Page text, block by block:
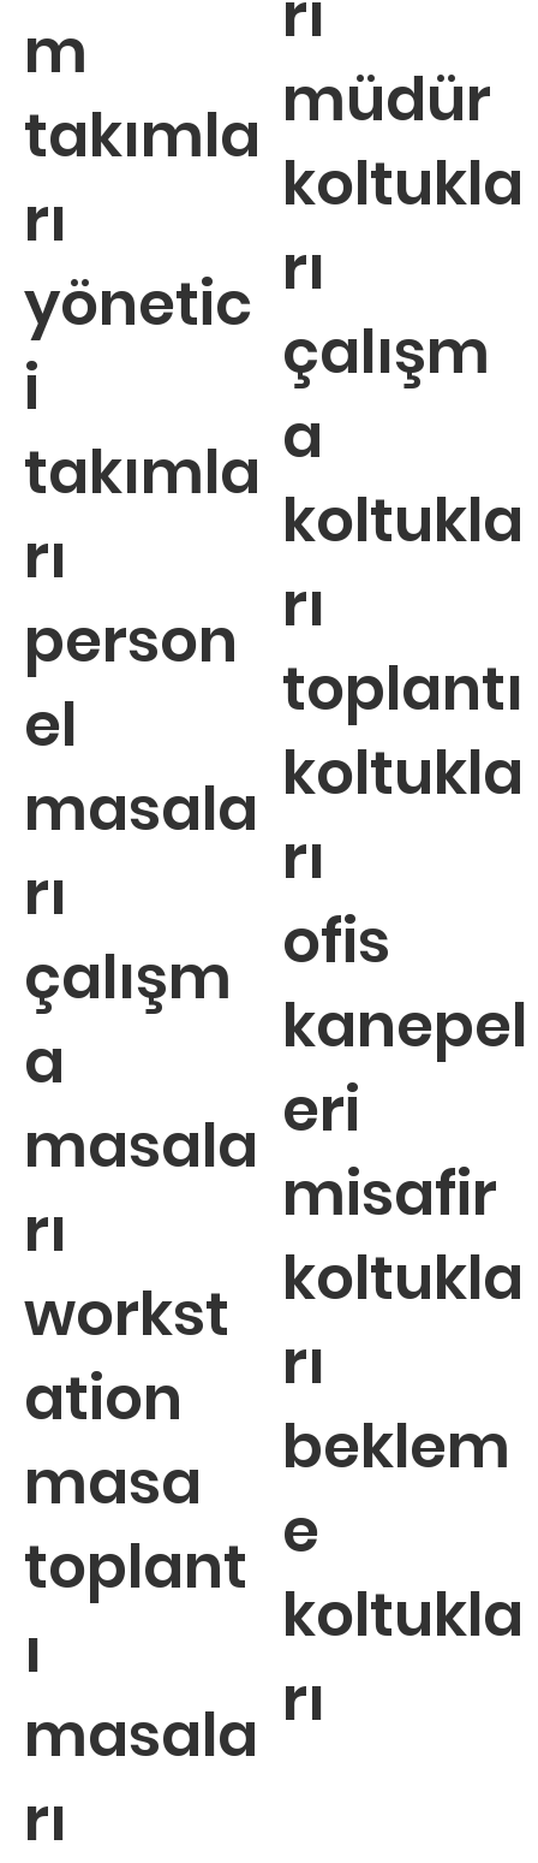
m
takımla
rı
yönetic
i
takımla
rı
person
el
masala
rı
çalışm
a
masala
rı
workst
ation
masa
toplant
ı
masala
rı
müdür
koltukla
rı
çalışm
a
koltukla
rı
toplantı
koltukla
rı
ofis
kanepel
eri
misafir
koltukla
rı
beklem
e
koltukla
rı